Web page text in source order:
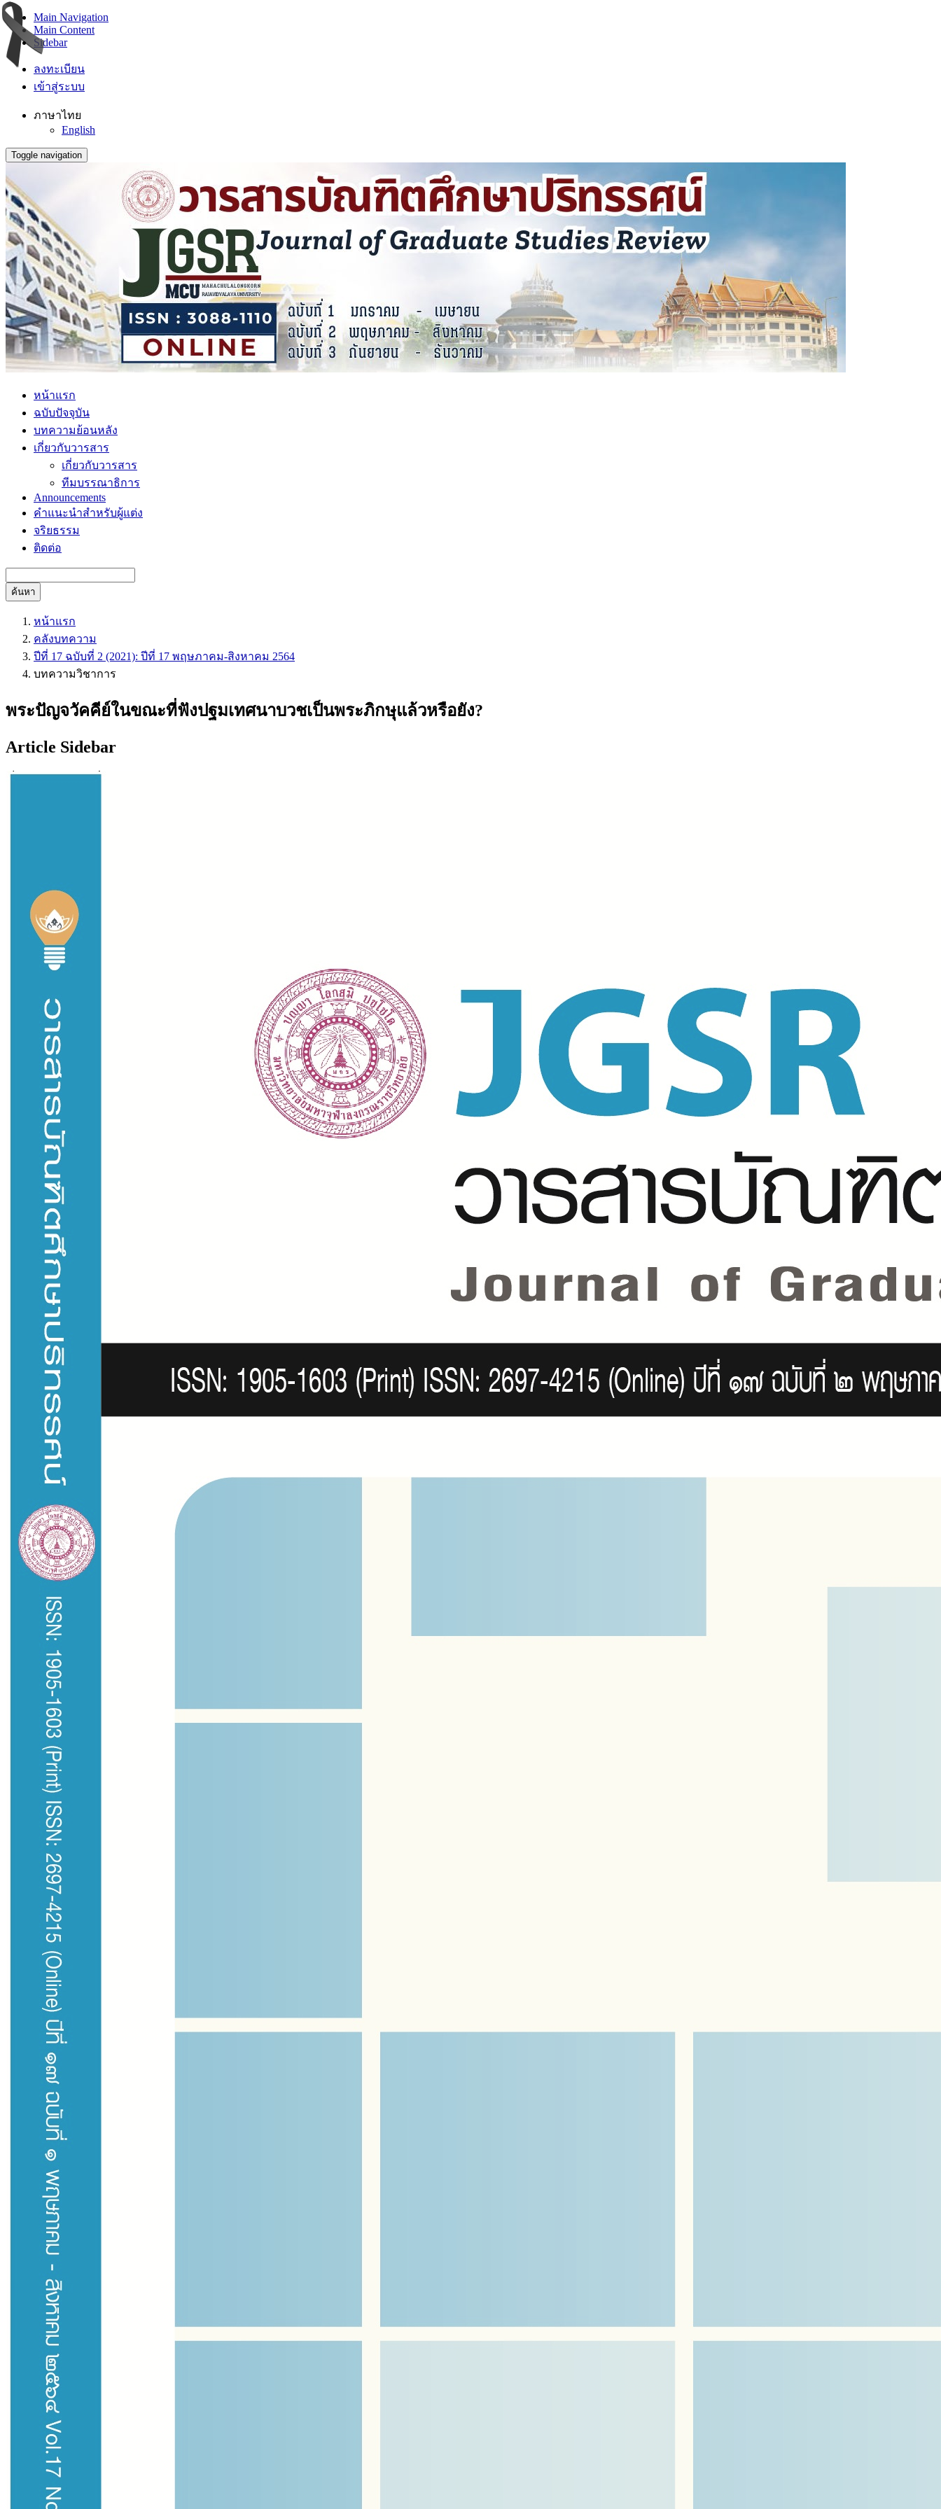
Main Navigation
Main Content
Sidebar
ลงทะเบียน
เข้าสู่ระบบ
ภาษาไทย
English
Toggle navigation
หน้าแรก
ฉบับปัจจุบัน
บทความย้อนหลัง
เกี่ยวกับวารสาร
เกี่ยวกับวารสาร
ทีมบรรณาธิการ
Announcements
คำแนะนำสำหรับผู้แต่ง
จริยธรรม
ติดต่อ
ค้นหา
หน้าแรก
คลังบทความ
ปีที่ 17 ฉบับที่ 2 (2021): ปีที่ 17 พฤษภาคม-สิงหาคม 2564
บทความวิชาการ
พระปัญจวัคคีย์ในขณะที่ฟังปฐมเทศนาบวชเป็นพระภิกษุแล้วหรือยัง?
Article Sidebar